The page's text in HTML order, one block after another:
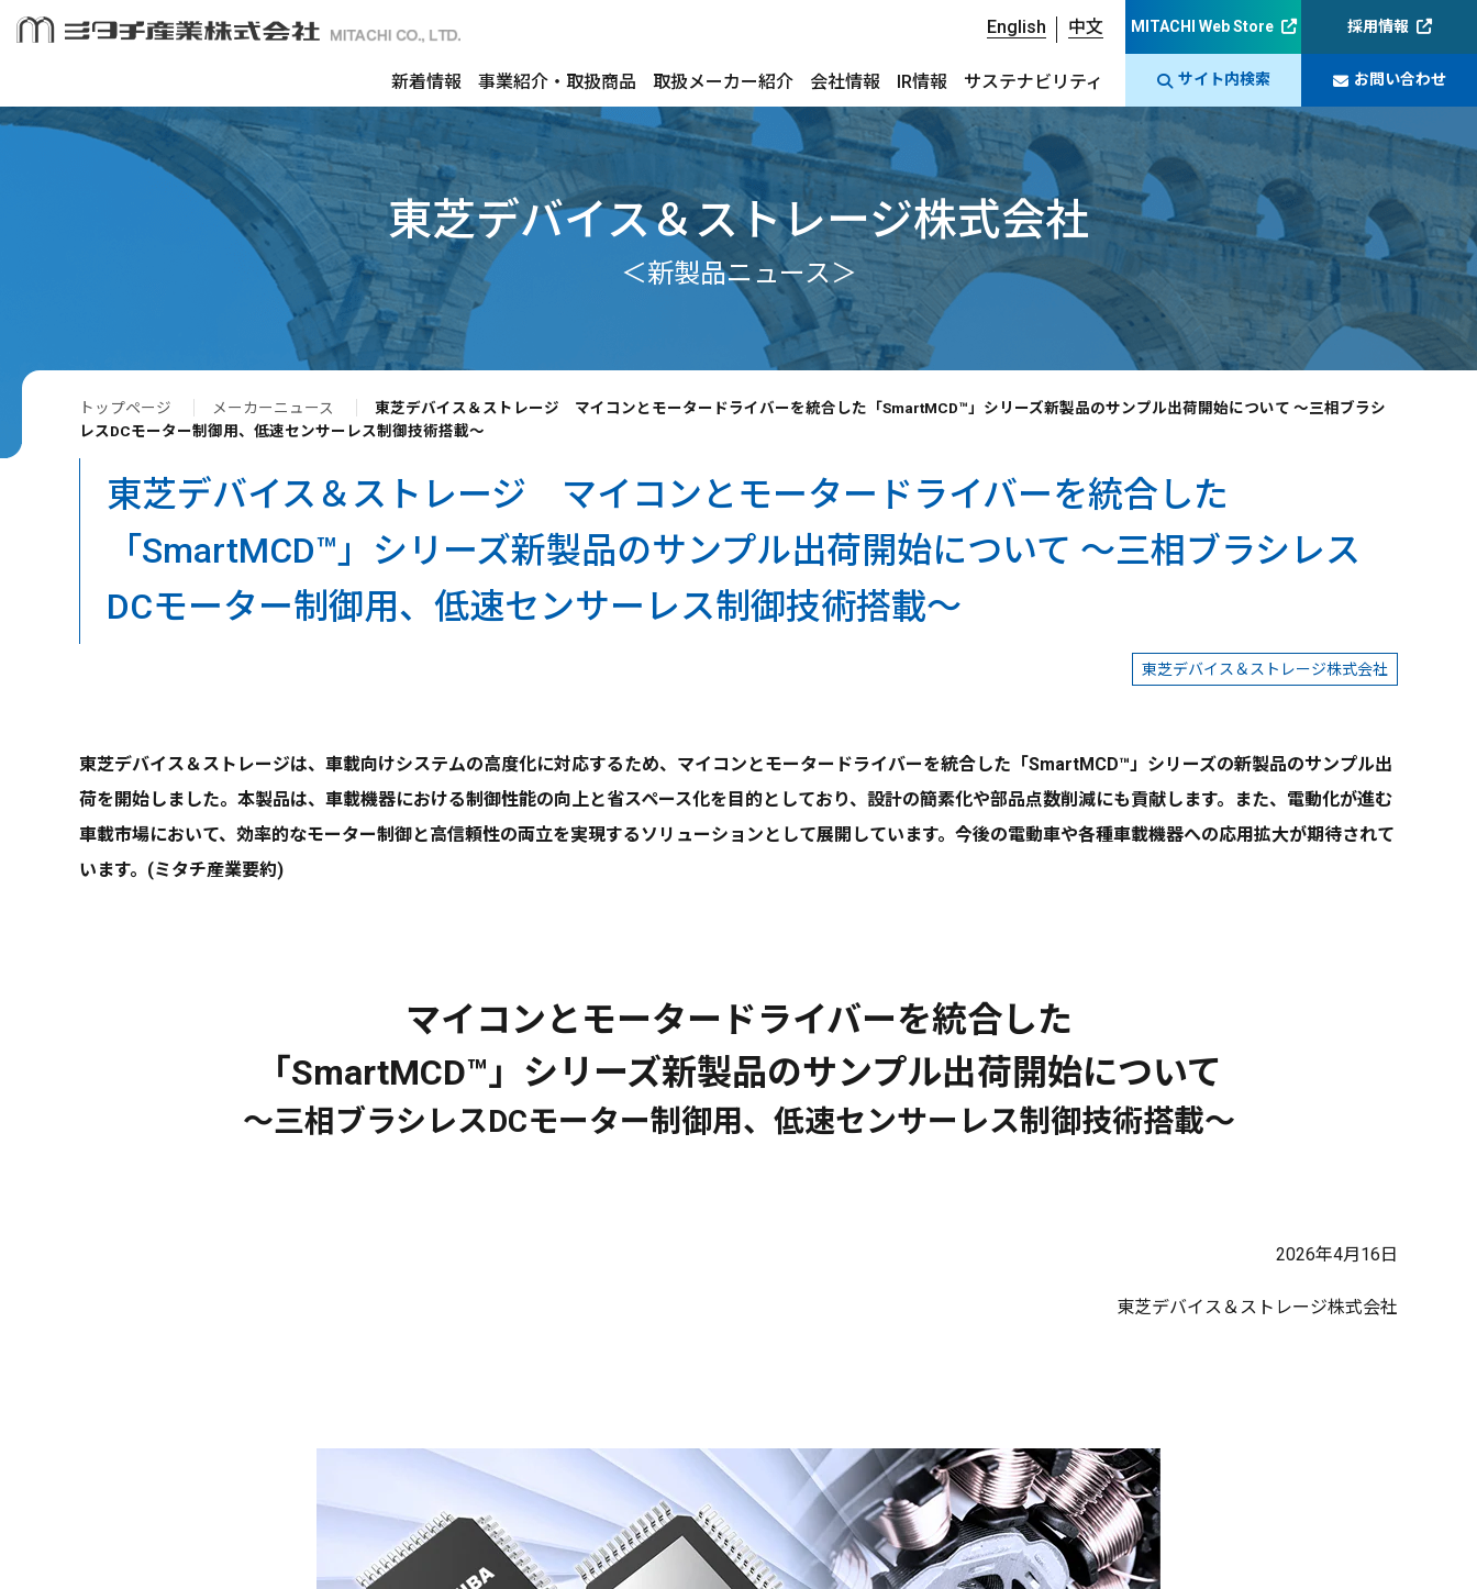
English 中文
新着情報 事業紹介・取扱商品 取扱メーカー紹介 会社情報 IR情報 サステナビリティ
MITACHI Web Store 採用情報
サイト内検索 お問い合わせ
東芝デバイス＆ストレージ株式会社
＜新製品ニュース＞
トップページ メーカーニュース
東芝デバイス＆ストレージ マイコンとモータードライバーを統合した「SmartMCD™」シリーズ新製品のサンプル出荷開始について ～三相ブラシ
レスDCモーター制御用、低速センサーレス制御技術搭載～
東芝デバイス＆ストレージ マイコンとモータードライバーを統合した
「SmartMCD™」シリーズ新製品のサンプル出荷開始について ～三相ブラシレス
DCモーター制御用、低速センサーレス制御技術搭載～
東芝デバイス＆ストレージ株式会社
東芝デバイス＆ストレージは、車載向けシステムの高度化に対応するため、マイコンとモータードライバーを統合した「SmartMCD™」シリーズの新製品のサンプル出
荷を開始しました。本製品は、車載機器における制御性能の向上と省スペース化を目的としており、設計の簡素化や部品点数削減にも貢献します。また、電動化が進む
車載市場において、効率的なモーター制御と高信頼性の両立を実現するソリューションとして展開しています。今後の電動車や各種車載機器への応用拡大が期待されて
います。(ミタチ産業要約)
マイコンとモータードライバーを統合した
「SmartMCD™」シリーズ新製品のサンプル出荷開始について
～三相ブラシレスDCモーター制御用、低速センサーレス制御技術搭載～
2026年4月16日
東芝デバイス＆ストレージ株式会社